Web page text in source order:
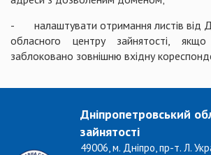
- налаштувати отримання листів від
обласного центру зайнятості,
заблоковано зовнішню вхідну
Дніпропетровський
зайнятості
49006, м. Дніпро, пр-т. Л.